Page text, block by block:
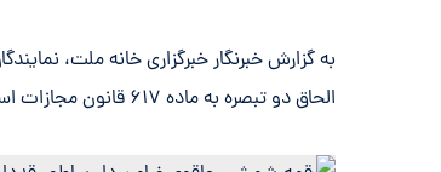
الحاق دو تبصره به ماده ۶۱۷ قانون مجازات اسلامی را تصویب کردند.